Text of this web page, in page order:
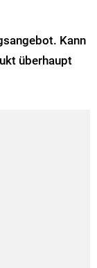
Kann
überhaupt